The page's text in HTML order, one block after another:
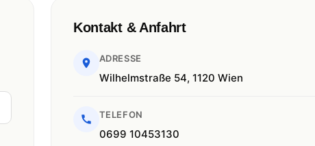
Kontakt & Anfahrt
ADRESSE
Wilhelmstraße 54, 1120 Wien
TELEFON
0699 10453130